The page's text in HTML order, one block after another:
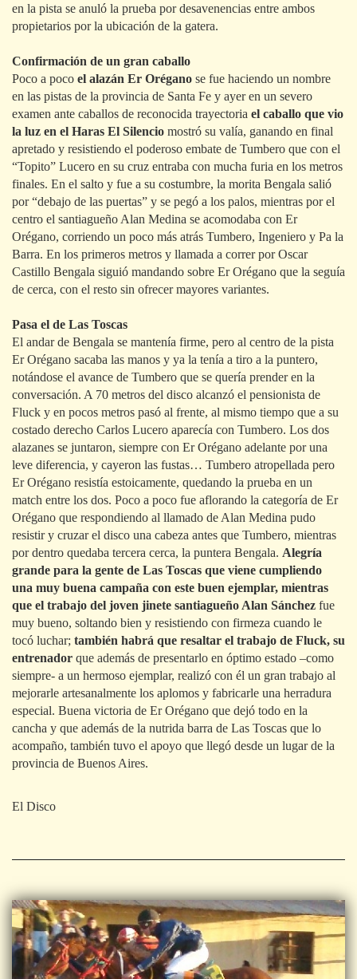
en la pista se anuló la prueba por desavenencias entre ambos
propietarios por la ubicación de la gatera.
Confirmación de un gran caballo
Poco a poco el alazán Er Orégano se fue haciendo un nombre
en las pistas de la provincia de Santa Fe y ayer en un severo
examen ante caballos de reconocida trayectoria el caballo que vio
la luz en el Haras El Silencio mostró su valía, ganando en final
apretado y resistiendo el poderoso embate de Tumbero que con el
“Topito” Lucero en su cruz entraba con mucha furia en los metros
finales. En el salto y fue a su costumbre, la morita Bengala salió
por “debajo de las puertas” y se pegó a los palos, mientras por el
centro el santiagueño Alan Medina se acomodaba con Er
Orégano, corriendo un poco más atrás Tumbero, Ingeniero y Pa la
Barra. En los primeros metros y llamada a correr por Oscar
Castillo Bengala siguió mandando sobre Er Orégano que la seguía
de cerca, con el resto sin ofrecer mayores variantes.
Pasa el de Las Toscas
El andar de Bengala se mantenía firme, pero al centro de la pista
Er Orégano sacaba las manos y ya la tenía a tiro a la puntero,
notándose el avance de Tumbero que se quería prender en la
conversación. A 70 metros del disco alcanzó el pensionista de
Fluck y en pocos metros pasó al frente, al mismo tiempo que a su
costado derecho Carlos Lucero aparecía con Tumbero. Los dos
alazanes se juntaron, siempre con Er Orégano adelante por una
leve diferencia, y cayeron las fustas… Tumbero atropellada pero
Er Orégano resistía estoicamente, quedando la prueba en un
match entre los dos. Poco a poco fue aflorando la categoría de Er
Orégano que respondiendo al llamado de Alan Medina pudo
resistir y cruzar el disco una cabeza antes que Tumbero, mientras
por dentro quedaba tercera cerca, la puntera Bengala. Alegría
grande para la gente de Las Toscas que viene cumpliendo
una muy buena campaña con este buen ejemplar, mientras
que el trabajo del joven jinete santiagueño Alan Sánchez fue
muy bueno, soltando bien y resistiendo con firmeza cuando le
tocó luchar; también habrá que resaltar el trabajo de Fluck, su
entrenador que además de presentarlo en óptimo estado –como
siempre- a un hermoso ejemplar, realizó con él un gran trabajo al
mejorarle artesanalmente los aplomos y fabricarle una herradura
especial. Buena victoria de Er Orégano que dejó todo en la
cancha y que además de la nutrida barra de Las Toscas que lo
acompaño, también tuvo el apoyo que llegó desde un lugar de la
provincia de Buenos Aires.
El Disco